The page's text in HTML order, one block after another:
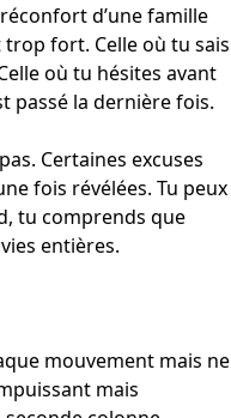
d’une famille
fort. Celle où tu sais
où tu hésites avant
passé la dernière fois.
Certaines excuses
fois révélées. Tu peux
tu comprends que
entières.
mouvement mais ne
mais